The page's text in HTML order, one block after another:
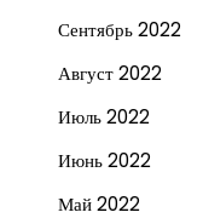
Сентябрь 2022
Август 2022
Июль 2022
Июнь 2022
Май 2022